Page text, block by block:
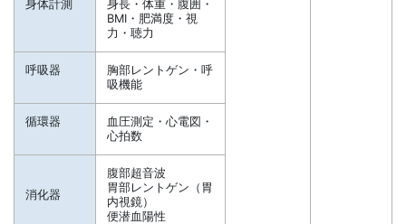
身体計測
身長・体重・腹囲・
BMI・肥満度・視
力・聴力
呼吸器
胸部レントゲン・呼
吸機能
循環器
血圧測定・心電図・
心拍数
消化器
腹部超音波
胃部レントゲン（胃
内視鏡）
便潜血陽性